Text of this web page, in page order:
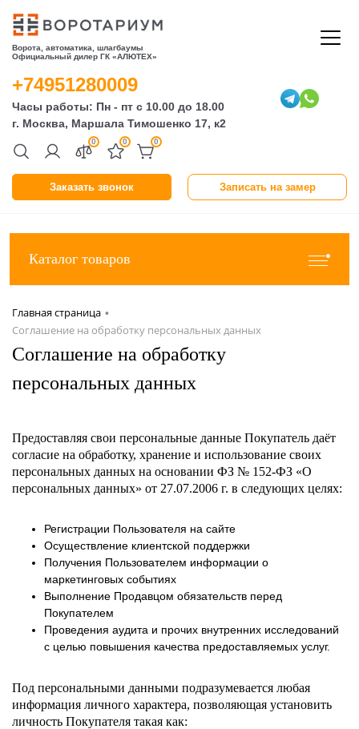
Ворота, автоматика, шлагбаумы
Официальный дилер ГК «АЛЮТЕХ»
Заказать звонок Записать на замер
0 0 0
+74951280009
Часы работы: Пн - пт с 10.00 до 18.00
г. Москва, Маршала Тимошенко 17, к2
Каталог товаров
Главная страница •
Соглашение на обработку персональных данных
Соглашение на обработку
персональных данных
Предоставляя свои персональные данные Покупатель даёт
согласие на обработку, хранение и использование своих
персональных данных на основании ФЗ № 152-ФЗ «О
персональных данных» от 27.07.2006 г. в следующих целях:
Регистрации Пользователя на сайте
Осуществление клиентской поддержки
Получения Пользователем информации о
маркетинговых событиях
Выполнение Продавцом обязательств перед
Покупателем
Проведения аудита и прочих внутренних исследований
с целью повышения качества предоставляемых услуг.
Под персональными данными подразумевается любая
информация личного характера, позволяющая установить
личность Покупателя такая как: